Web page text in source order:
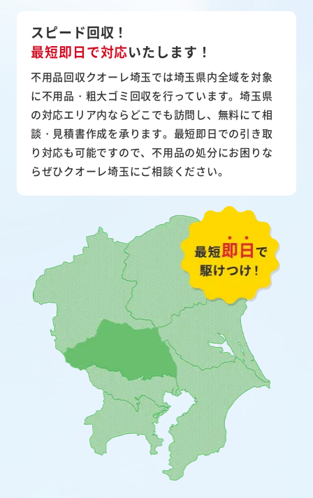
スピード回収！
最短即日で対応いたします！
不用品回収クオーレ埼玉では埼玉県内全域を対象
に不用品・粗大ゴミ回収を行っています。埼玉県
の対応エリア内ならどこでも訪問し、無料にて相
談・見積書作成を承ります。最短即日での引き取
り対応も可能ですので、不用品の処分にお困りな
らぜひクオーレ埼玉にご相談ください。